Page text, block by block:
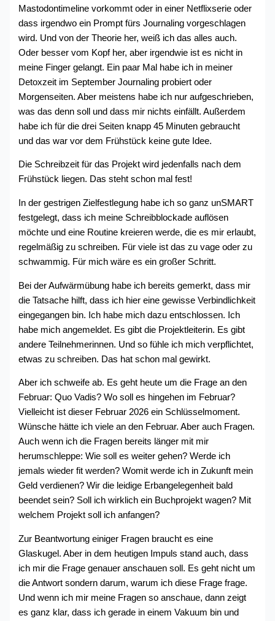
Mastodontimeline vorkommt oder in einer Netflixserie oder
dass irgendwo ein Prompt fürs Journaling vorgeschlagen
wird. Und von der Theorie her, weiß ich das alles auch.
Oder besser vom Kopf her, aber irgendwie ist es nicht in
meine Finger gelangt. Ein paar Mal habe ich in meiner
Detoxzeit im September Journaling probiert oder
Morgenseiten. Aber meistens habe ich nur aufgeschrieben,
was das denn soll und dass mir nichts einfällt. Außerdem
habe ich für die drei Seiten knapp 45 Minuten gebraucht
und das war vor dem Frühstück keine gute Idee.
Die Schreibzeit für das Projekt wird jedenfalls nach dem
Frühstück liegen. Das steht schon mal fest!
In der gestrigen Zielfestlegung habe ich so ganz unSMART
festgelegt, dass ich meine Schreibblockade auflösen
möchte und eine Routine kreieren werde, die es mir erlaubt,
regelmäßig zu schreiben. Für viele ist das zu vage oder zu
schwammig. Für mich wäre es ein großer Schritt.
Bei der Aufwärmübung habe ich bereits gemerkt, dass mir
die Tatsache hilft, dass ich hier eine gewisse Verbindlichkeit
eingegangen bin. Ich habe mich dazu entschlossen. Ich
habe mich angemeldet. Es gibt die Projektleiterin. Es gibt
andere Teilnehmerinnen. Und so fühle ich mich verpflichtet,
etwas zu schreiben. Das hat schon mal gewirkt.
Aber ich schweife ab. Es geht heute um die Frage an den
Februar: Quo Vadis? Wo soll es hingehen im Februar?
Vielleicht ist dieser Februar 2026 ein Schlüsselmoment.
Wünsche hätte ich viele an den Februar. Aber auch Fragen.
Auch wenn ich die Fragen bereits länger mit mir
herumschleppe: Wie soll es weiter gehen? Werde ich
jemals wieder fit werden? Womit werde ich in Zukunft mein
Geld verdienen? Wir die leidige Erbangelegenheit bald
beendet sein? Soll ich wirklich ein Buchprojekt wagen? Mit
welchem Projekt soll ich anfangen?
Zur Beantwortung einiger Fragen braucht es eine
Glaskugel. Aber in dem heutigen Impuls stand auch, dass
ich mir die Frage genauer anschauen soll. Es geht nicht um
die Antwort sondern darum, warum ich diese Frage frage.
Und wenn ich mir meine Fragen so anschaue, dann zeigt
es ganz klar, dass ich gerade in einem Vakuum bin und